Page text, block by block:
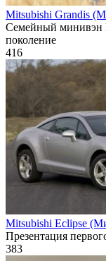
Mitsubishi Grandis
Семейный минивэн
поколение
416
Mitsubishi Eclipse
Презентация
383